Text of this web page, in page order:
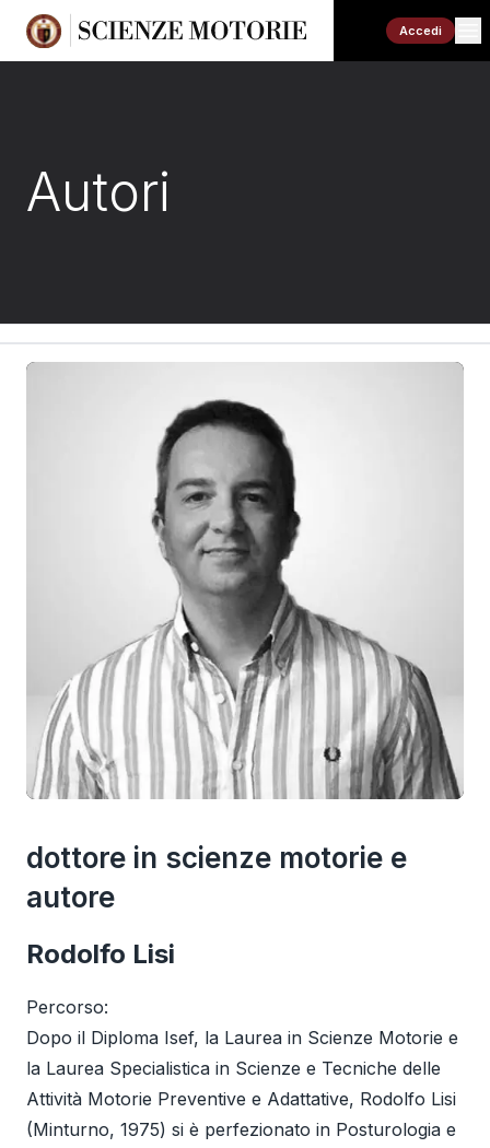
Accedi
Autori
dottore in scienze motorie e
autore
Rodolfo Lisi
Percorso:
Dopo il Diploma Isef, la Laurea in Scienze Motorie e
la Laurea Specialistica in Scienze e Tecniche delle
Attività Motorie Preventive e Adattative, Rodolfo Lisi
(Minturno, 1975) si è perfezionato in Posturologia e